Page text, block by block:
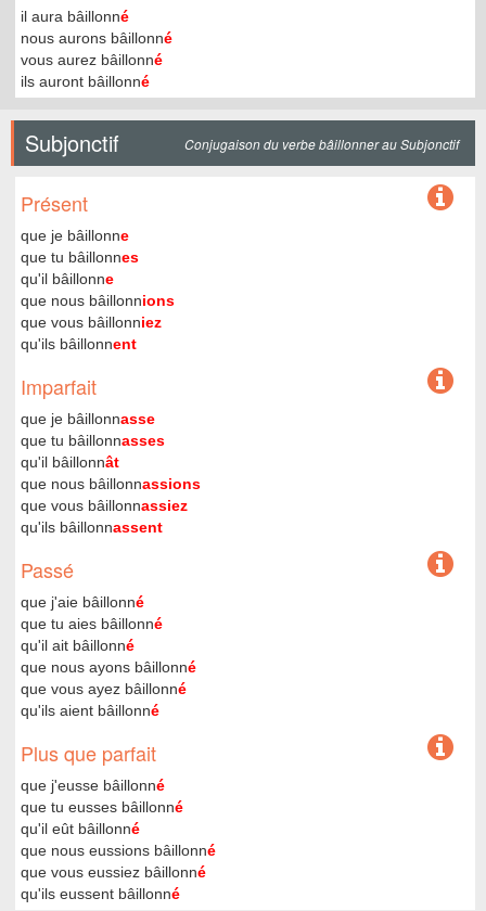
il aura bâillonné
nous aurons bâillonné
vous aurez bâillonné
ils auront bâillonné
Subjonctif Conjugaison du verbe bâillonner au Subjonctif
Présent
que je bâillonne
que tu bâillonnes
qu'il bâillonne
que nous bâillonnions
que vous bâillonniez
qu'ils bâillonnent
Imparfait
que je bâillonnasse
que tu bâillonnasses
qu'il bâillonnât
que nous bâillonnassions
que vous bâillonnassiez
qu'ils bâillonnassent
Passé
que j'aie bâillonné
que tu aies bâillonné
qu'il ait bâillonné
que nous ayons bâillonné
que vous ayez bâillonné
qu'ils aient bâillonné
Plus que parfait
que j'eusse bâillonné
que tu eusses bâillonné
qu'il eût bâillonné
que nous eussions bâillonné
que vous eussiez bâillonné
qu'ils eussent bâillonné